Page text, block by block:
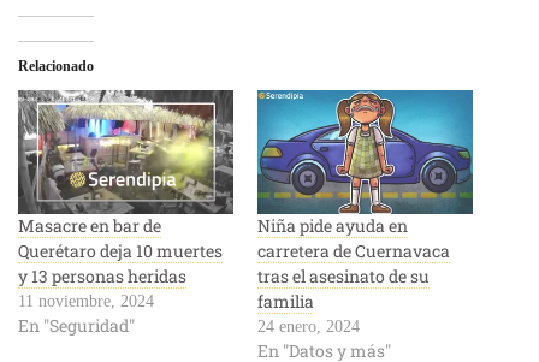
Relacionado
Masacre en bar de
Querétaro deja 10 muertes
y 13 personas heridas
11 noviembre, 2024
En "Seguridad"
Niña pide ayuda en
carretera de Cuernavaca
tras el asesinato de su
familia
24 enero, 2024
En "Datos y más"